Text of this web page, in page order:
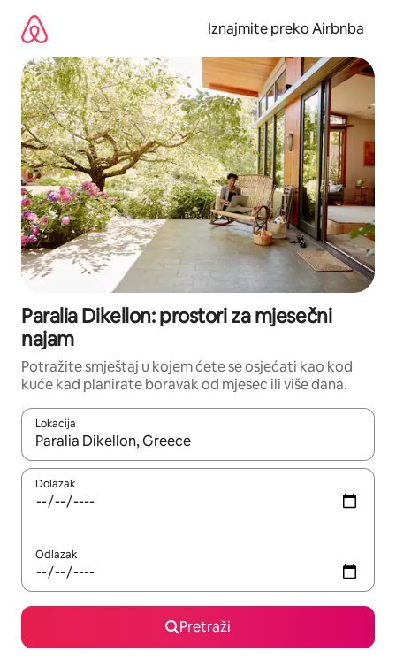
sadržaj
Iznajmite preko Airbnba
Paralia Dikellon: prostori za mjesečni
najam
Potražite smještaj u kojem ćete se osjećati kao kod
kuće kad planirate boravak od mjesec ili više dana.
Lokacija
Kada budu dostupni rezultati, moći ćete ih pregledati
Dolazak
Odlazak
Pretraži